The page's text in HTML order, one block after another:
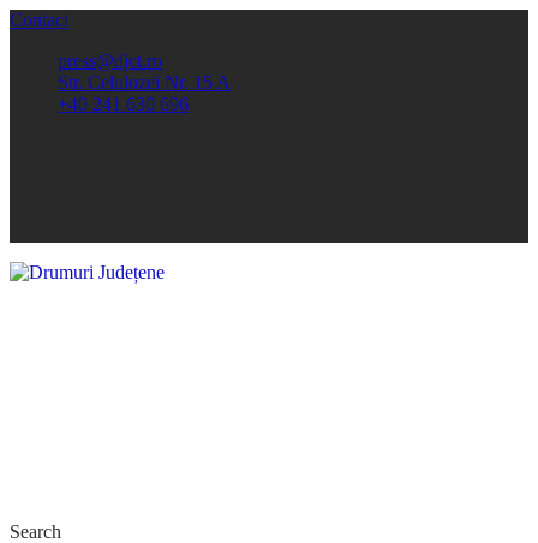
Contact
press@djct.ro
Str. Celulozei Nr. 15 A
+40 241 630 696
Search